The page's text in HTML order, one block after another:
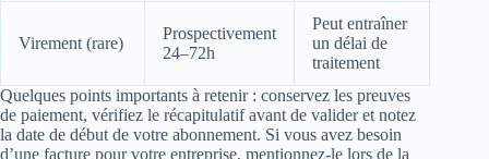
Virement (rare)
Prospectivement
24–72h
Peut entraîner
un délai de
traitement
Quelques points importants à retenir : conservez les preuves
de paiement, vérifiez le récapitulatif avant de valider et notez
la date de début de votre abonnement. Si vous avez besoin
d’une facture pour votre entreprise, mentionnez‑le lors de la